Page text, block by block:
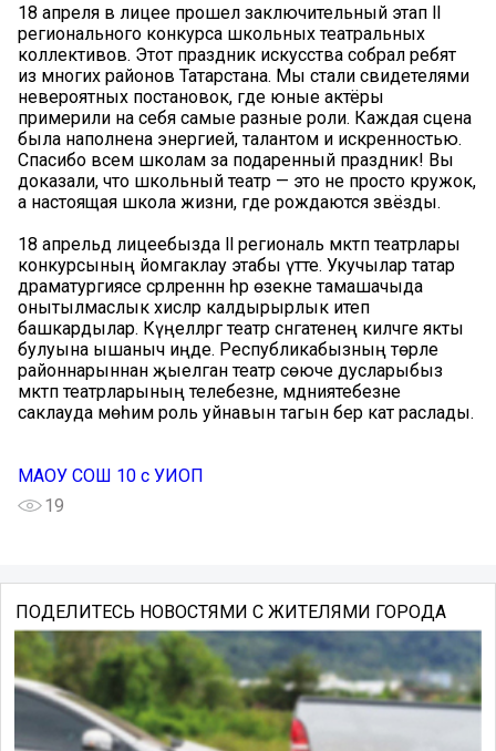
18 апреля в лицее прошел заключительный этап ll
регионального конкурса школьных театральных
коллективов. Этот праздник искусства собрал ребят
из многих районов Татарстана. Мы стали свидетелями
невероятных постановок, где юные актёры
примерили на себя самые разные роли. Каждая сцена
была наполнена энергией, талантом и искренностью.
Спасибо всем школам за подаренный праздник! Вы
доказали, что школьный театр — это не просто кружок,
а настоящая школа жизни, где рождаются звёзды.
18 апрельдә лицеебызда ll региональ мәктәп театрлары
конкурсының йомгаклау этабы үтте. Укучылар татар
драматургиясе әсәрләреннән һәр өзекне тамашачыда
онытылмаслык хисләр калдырырлык итеп
башкардылар. Күңелләргә театр сәнгатенең киләчәге якты
булуына ышаныч иңде. Республикабызның төрле
районнарыннан җыелган театр сөюче дусларыбыз
мәктәп театрларының телебезне, мәдәниятебезне
саклауда мөһим роль уйнавын тагын бер кат раслады.
МАОУ СОШ 10 с УИОП
19
ПОДЕЛИТЕСЬ НОВОСТЯМИ С ЖИТЕЛЯМИ ГОРОДА